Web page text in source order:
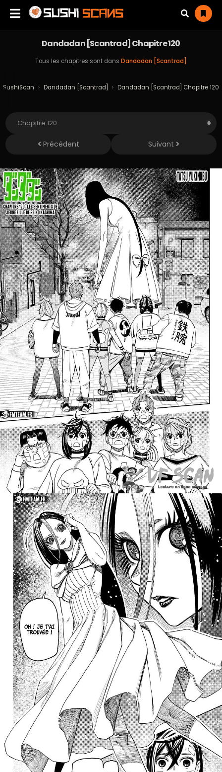
Dandadan [Scantrad] Chapitre 120
Tous les chapitres sont dans Dandadan [Scantrad]
SushiScan › Dandadan [Scantrad] › Dandadan [Scantrad] Chapitre 120
Précédent Suivant